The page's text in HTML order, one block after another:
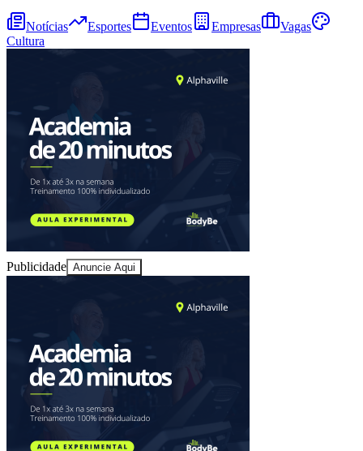
Notícias Esportes Eventos Empresas
Vagas
Cultura
Publicidade Anuncie Aqui